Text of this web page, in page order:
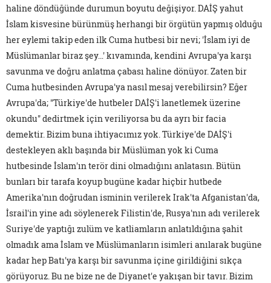
haline döndüğünde durumun boyutu değişiyor. DAİŞ yahut
İslam kisvesine bürünmüş herhangi bir örgütün yapmış olduğu
her eylemi takip eden ilk Cuma hutbesi bir nevi; 'İslam iyi de
Müslümanlar biraz şey…' kıvamında, kendini Avrupa'ya karşı
savunma ve doğru anlatma çabası haline dönüyor. Zaten bir
Cuma hutbesinden Avrupa'ya nasıl mesaj verebilirsin? Eğer
Avrupa'da; "Türkiye'de hutbeler DAİŞ'i lanetlemek üzerine
okundu" dedirtmek için veriliyorsa bu da ayrı bir facia
demektir. Bizim buna ihtiyacımız yok. Türkiye'de DAİŞ'i
destekleyen aklı başında bir Müslüman yok ki Cuma
hutbesinde İslam'ın terör dini olmadığını anlatasın. Bütün
bunları bir tarafa koyup bugüne kadar hiçbir hutbede
Amerika'nın doğrudan isminin verilerek Irak'ta Afganistan'da,
İsrail'in yine adı söylenerek Filistin'de, Rusya'nın adı verilerek
Suriye'de yaptığı zulüm ve katliamların anlatıldığına şahit
olmadık ama İslam ve Müslümanların isimleri anılarak bugüne
kadar hep Batı'ya karşı bir savunma içine girildiğini sıkça
görüyoruz. Bu ne bize ne de Diyanet'e yakışan bir tavır. Bizim